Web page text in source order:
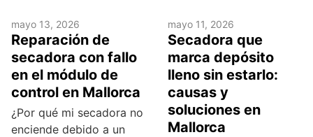
mayo 13, 2026
Reparación de
secadora con fallo
en el módulo de
control en Mallorca
¿Por qué mi secadora no
enciende debido a un
mayo 11, 2026
Secadora que
marca depósito
lleno sin estarlo:
causas y
soluciones en
Mallorca